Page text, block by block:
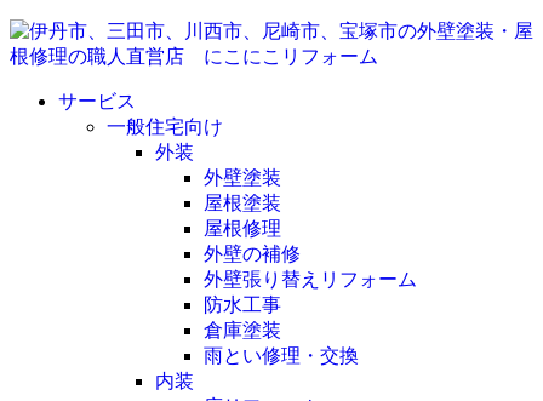
サービス
一般住宅向け
外装
外壁塗装
屋根塗装
屋根修理
外壁の補修
外壁張り替えリフォーム
防水工事
倉庫塗装
雨とい修理・交換
内装